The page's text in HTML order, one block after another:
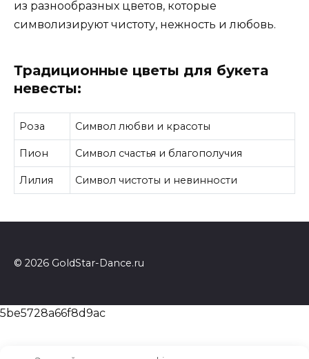
из разнообразных цветов, которые
символизируют чистоту, нежность и любовь.
Традиционные цветы для букета
невесты:
Роза Символ любви и красоты
Пион Символ счастья и благополучия
Лилия Символ чистоты и невинности
© 2026 GoldStar-Dance.ru
5be5728a66f8d9ac